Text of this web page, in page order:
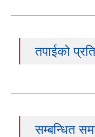
तपाईको
सम्बन्धित